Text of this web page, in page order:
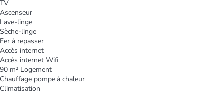
TV
Ascenseur
Lave-linge
Sèche-linge
Fer à repasser
Accès internet
Accès internet Wifi
90 m² Logement
Chauffage pompe à chaleur
Climatisation